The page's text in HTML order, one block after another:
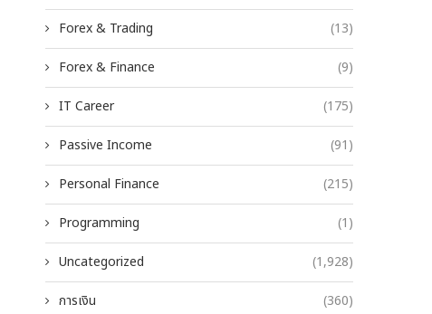
Forex & Trading (13)
Forex & Finance (9)
IT Career (175)
Passive Income (91)
Personal Finance (215)
Programming (1)
Uncategorized (1,928)
การเงิน (360)